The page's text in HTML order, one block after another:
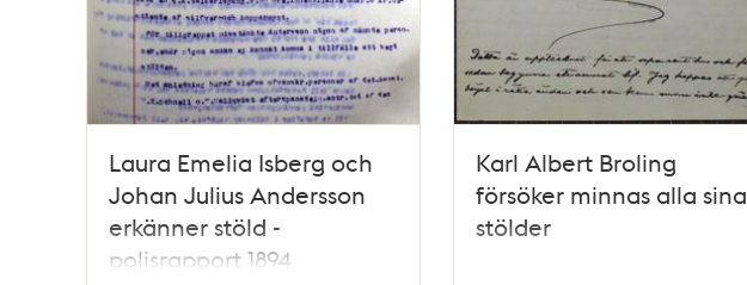
Laura Emelia Isberg och
Johan Julius Andersson
erkänner stöld -
polisrapport 1894
Karl Albert Broling
försöker minnas alla sina
stölder